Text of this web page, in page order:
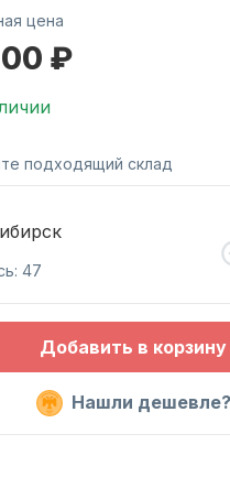
для ПЛМ
цена
₽
подходящий склад
47
Добавить в корзину
Нашли дешевле?